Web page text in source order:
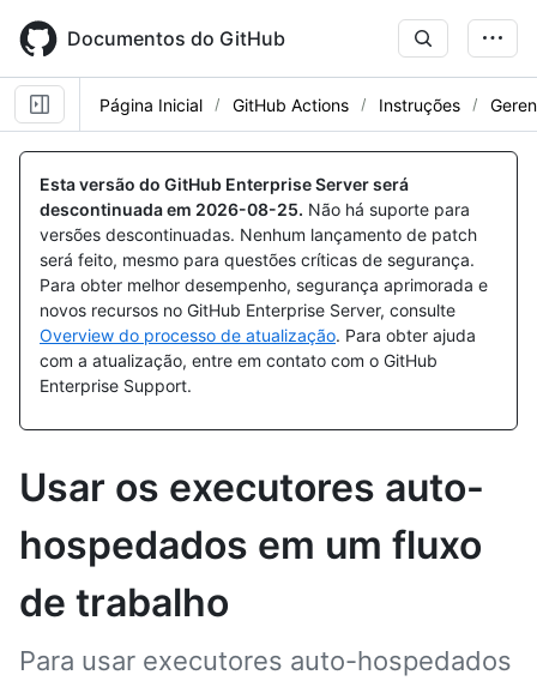
main
content
Documentos do GitHub
Página Inicial GitHub Actions Instruções
Esta versão do GitHub Enterprise Server será
descontinuada em 2026-08-25. Não há suporte para
versões descontinuadas. Nenhum lançamento de patch
será feito, mesmo para questões críticas de segurança.
Para obter melhor desempenho, segurança aprimorada e
novos recursos no GitHub Enterprise Server, consulte
Overview do processo de atualização. Para obter ajuda
com a atualização, entre em contato com o GitHub
Enterprise Support.
Usar os executores auto-
hospedados em um fluxo
de trabalho
Para usar executores auto-hospedados